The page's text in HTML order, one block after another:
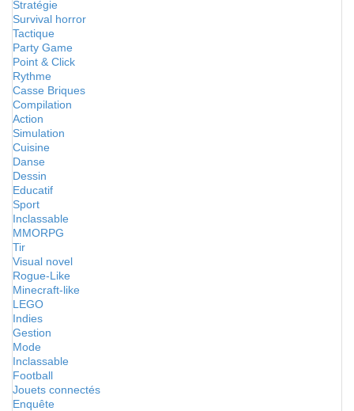
Stratégie
Survival horror
Tactique
Party Game
Point & Click
Rythme
Casse Briques
Compilation
Action
Simulation
Cuisine
Danse
Dessin
Educatif
Sport
Inclassable
MMORPG
Tir
Visual novel
Rogue-Like
Minecraft-like
LEGO
Indies
Gestion
Mode
Inclassable
Football
Jouets connectés
Enquête